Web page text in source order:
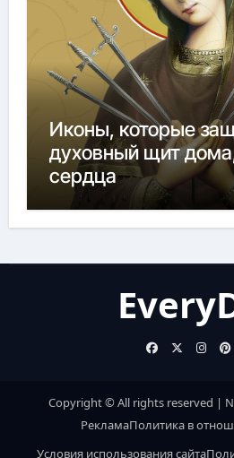
Иконы, которые
духовный щит
сердца
Copyright © All rights reserved |
РекламаПолитика в
Условия использования сайта